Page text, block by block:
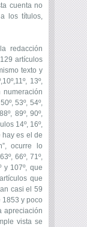
cuenta no
los títulos,
redacción
artículos
texto y
13º,
numeración
53º, 54º,
89º, 90º,
14º, 16º,
hay es el de
ocurre lo
66º, 71º,
y 107º, que
que
casi el 59
1853 y poco
apreciación
vista se